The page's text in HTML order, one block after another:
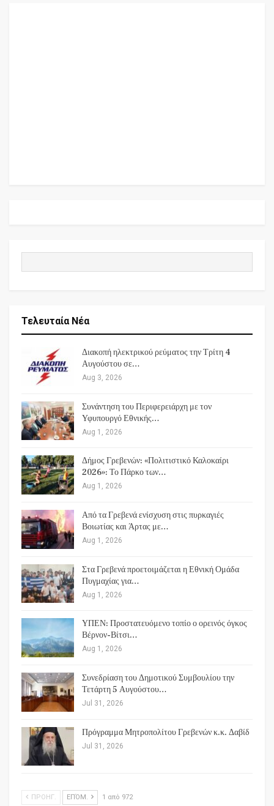
Τελευταία Νέα
Διακοπή ηλεκτρικού ρεύματος την Τρίτη 4
Αυγούστου σε…
Aug 3, 2026
Συνάντηση του Περιφερειάρχη με τον
Υφυπουργό Εθνικής…
Aug 1, 2026
Δήμος Γρεβενών: «Πολιτιστικό Καλοκαίρι
2026»: Το Πάρκο των…
Aug 1, 2026
Από τα Γρεβενά ενίσχυση στις πυρκαγιές
Βοιωτίας και Άρτας με…
Aug 1, 2026
Στα Γρεβενά προετοιμάζεται η Εθνική Ομάδα
Πυγμαχίας για…
Aug 1, 2026
ΥΠΕΝ: Προστατευόμενο τοπίο ο ορεινός όγκος
Βέρνον-Βίτσι…
Aug 1, 2026
Συνεδρίαση του Δημοτικού Συμβουλίου την
Τετάρτη 5 Αυγούστου…
Jul 31, 2026
Πρόγραμμα Μητροπολίτου Γρεβενών κ.κ. Δαβίδ
Jul 31, 2026
ΠΡΟΗΓ. ΕΠΌΜ. 1 από 972